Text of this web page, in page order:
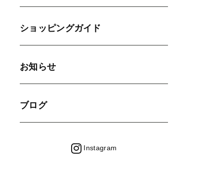
ショッピングガイド
お知らせ
ブログ
Instagram